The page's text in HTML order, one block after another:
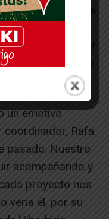
de decenas de
dañinas como
van a atravesar
al País Vasco o
un emotivo
Rafa
pasado. Nuestro
acompañando y
proyecto nos
vería él, por su